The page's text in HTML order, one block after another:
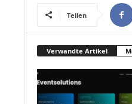
Teilen
Verwandte Artikel